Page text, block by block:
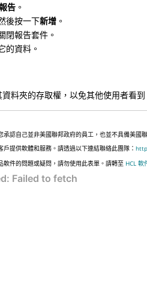
告 。
後按一下新增 。
閉報告套件。
的資料。
料夾的存取權，以免其他使用者看到
承認自己並非美國聯邦政府的員工，也並不具備美
戶提供軟體和服務。請透過以下連結聯絡此團隊：
軟件的問題或疑問，請勿使用此表單。請轉至 HCL 軟